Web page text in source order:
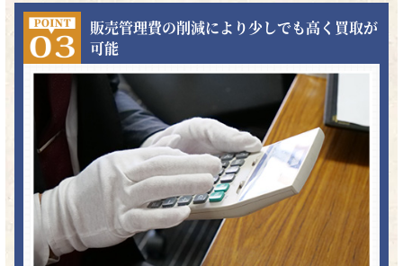
販売管理費の削減により少しでも高く買取が
可能